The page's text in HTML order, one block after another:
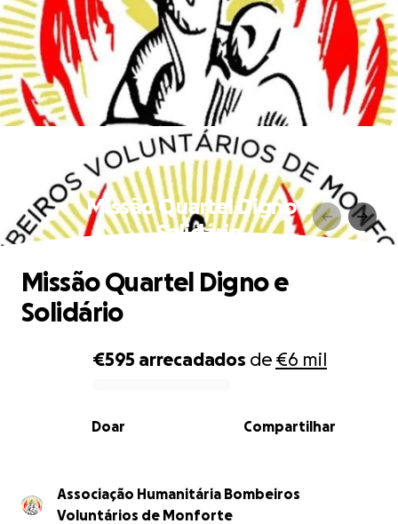
Missão Quartel Digno e
Solidário
0% complete
€595 arrecadados de €6 mil
Compartilhar
Doar
Missão Quartel Digno e
Solidário
Associação Humanitária Bombeiros
Voluntários de Monforte